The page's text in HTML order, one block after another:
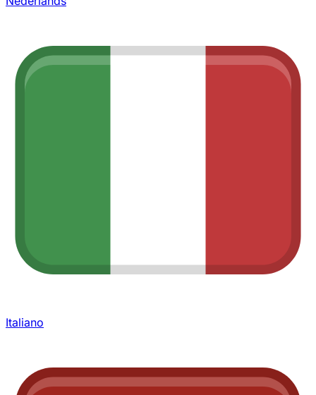
Italiano